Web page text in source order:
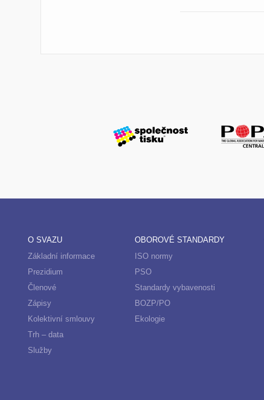
O SVAZU
Základní informace
Prezidium
Členové
Zápisy
Kolektivní smlouvy
Trh – data
Služby
OBOROVÉ STANDARDY
ISO normy
PSO
Standardy vybavenosti
BOZP/PO
Ekologie